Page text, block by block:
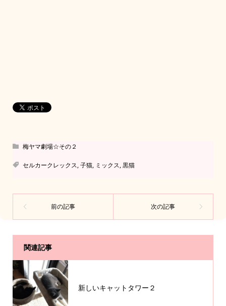
梅ヤマ劇場☆その２
セルカークレックス,子猫, ミックス,黒猫
関連記事
新しいキャットタワー２